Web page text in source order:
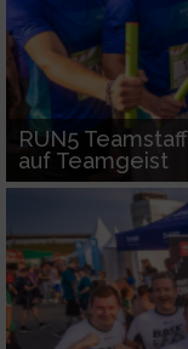
RUN5
auf Teamgeist